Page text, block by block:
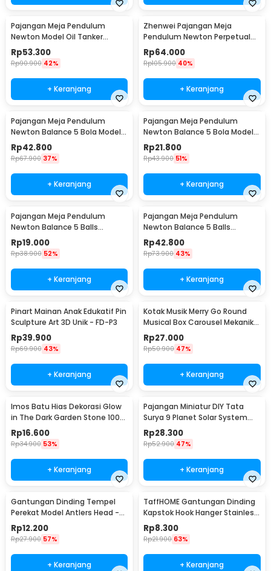
Pajangan Meja Pendulum
Newton Model Oil Tanker
Perpetual Debate - B101
Rp53.300
Rp90.900 42%
+ Keranjang
Zhenwei Pajangan Meja
Pendulum Newton Perpetual
Model Ferris Wheel - ZPW
Rp64.000
Rp105.900 40%
+ Keranjang
Pajangan Meja Pendulum
Newton Balance 5 Bola Model
Arched M - ZY02
Rp42.800
Rp67.900 37%
+ Keranjang
Pajangan Meja Pendulum
Newton Balance 5 Bola Model
Arched S - ZY02
Rp21.800
Rp43.900 51%
+ Keranjang
Pajangan Meja Pendulum
Newton Balance 5 Balls
Stainless Steel Model T S -
LX013
Rp19.000
Rp38.900 52%
+ Keranjang
Pajangan Meja Pendulum
Newton Balance 5 Balls
Stainless Steel Model T L -
LX013
Rp42.800
Rp73.900 43%
+ Keranjang
Pinart Mainan Anak Edukatif Pin
Sculpture Art 3D Unik - FD-P3
Rp39.900
Rp69.900 43%
+ Keranjang
Kotak Musik Merry Go Round
Musical Box Carousel Mekanikal
- HD-Y02
Rp27.000
Rp50.900 47%
+ Keranjang
Imos Batu Hias Dekorasi Glow
in The Dark Garden Stone 100
PCS - HC0043
Rp16.600
Rp34.900 53%
+ Keranjang
Pajangan Miniatur DIY Tata
Surya 9 Planet Solar System
Planetary - 2135
Rp28.300
Rp52.900 47%
+ Keranjang
Gantungan Dinding Tempel
Perekat Model Antlers Head -
MU03
Rp12.200
Rp27.900 57%
+ Keranjang
TaffHOME Gantungan Dinding
Kapstok Hook Hanger Stainless
Steel 201 - MT11
Rp8.300
Rp21.900 63%
+ Keranjang